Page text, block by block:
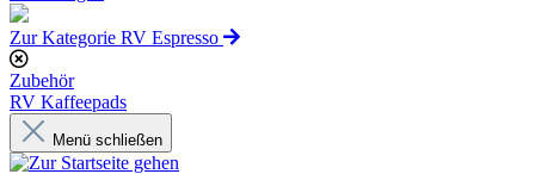
Zur Kategorie RV Espresso
Zubehör
RV Kaffeepads
Menü schließen